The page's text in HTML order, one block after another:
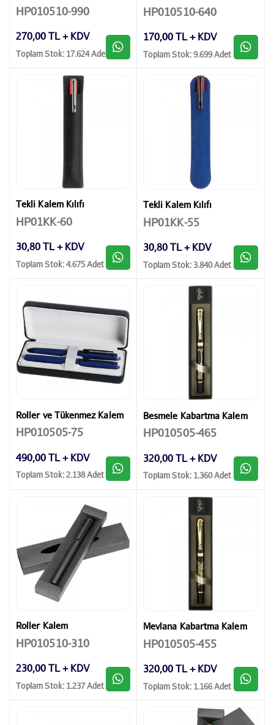
HP010510-990
270,00 TL + KDV
Toplam Stok: 17.624 Adet
HP010510-640
170,00 TL + KDV
Toplam Stok: 9.699 Adet
Tekli Kalem Kılıfı
HP01KK-60
30,80 TL + KDV
Toplam Stok: 4.675 Adet
Tekli Kalem Kılıfı
HP01KK-55
30,80 TL + KDV
Toplam Stok: 3.840 Adet
Roller ve Tükenmez Kalem
HP010505-75
490,00 TL + KDV
Toplam Stok: 2.138 Adet
Besmele Kabartma Kalem
HP010505-465
320,00 TL + KDV
Toplam Stok: 1.360 Adet
Roller Kalem
HP010510-310
230,00 TL + KDV
Toplam Stok: 1.237 Adet
Mevlana Kabartma Kalem
HP010505-455
320,00 TL + KDV
Toplam Stok: 1.166 Adet